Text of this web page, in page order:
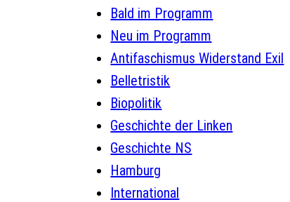
Bald im Programm
Neu im Programm
Antifaschismus Widerstand Exil
Belletristik
Biopolitik
Geschichte der Linken
Geschichte NS
Hamburg
International